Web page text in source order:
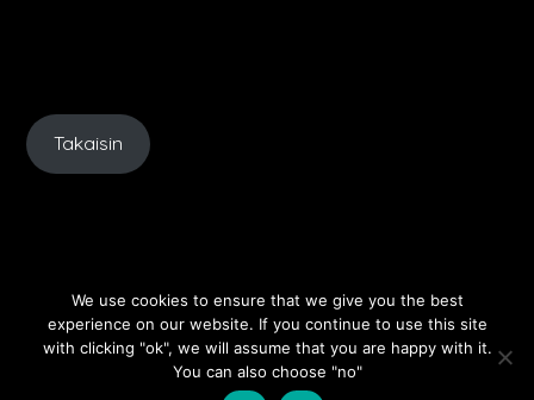
Takaisin
| Built using WordPress and
We use cookies to ensure that we give you the best
experience on our website. If you continue to use this site
with clicking "ok", we will assume that you are happy with it.
You can also choose "no"